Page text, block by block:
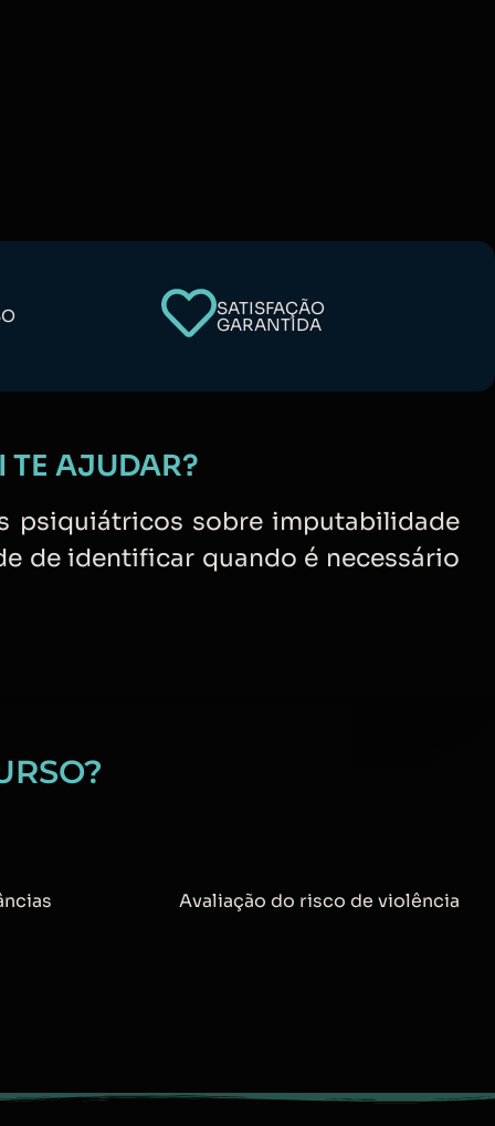
SATISFAÇÃO
GARANTIDA
TE AJUDAR?
psiquiátricos sobre imputabilidade
de identificar quando é necessário
Avaliação do risco de violência